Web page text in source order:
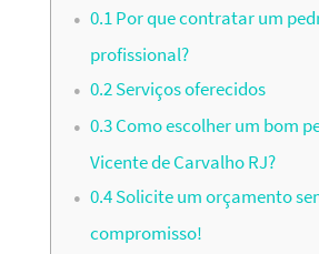
0.1Por que contratar um
profissional?
0.2Serviços oferecidos
0.3Como escolher um bom
Vicente de Carvalho RJ?
0.4Solicite um orçamento
compromisso!